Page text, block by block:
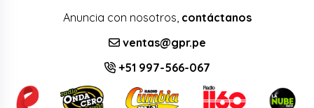
Anuncia con nosotros, contáctanos
ventas@gpr.pe
+51 997-566-067